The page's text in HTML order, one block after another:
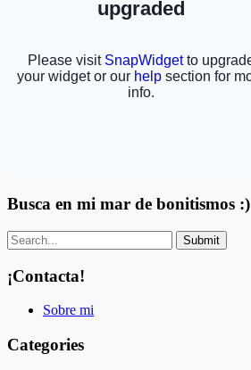
Busca en mi mar de bonitismos :)
¡Contacta!
Sobre mi
Categories